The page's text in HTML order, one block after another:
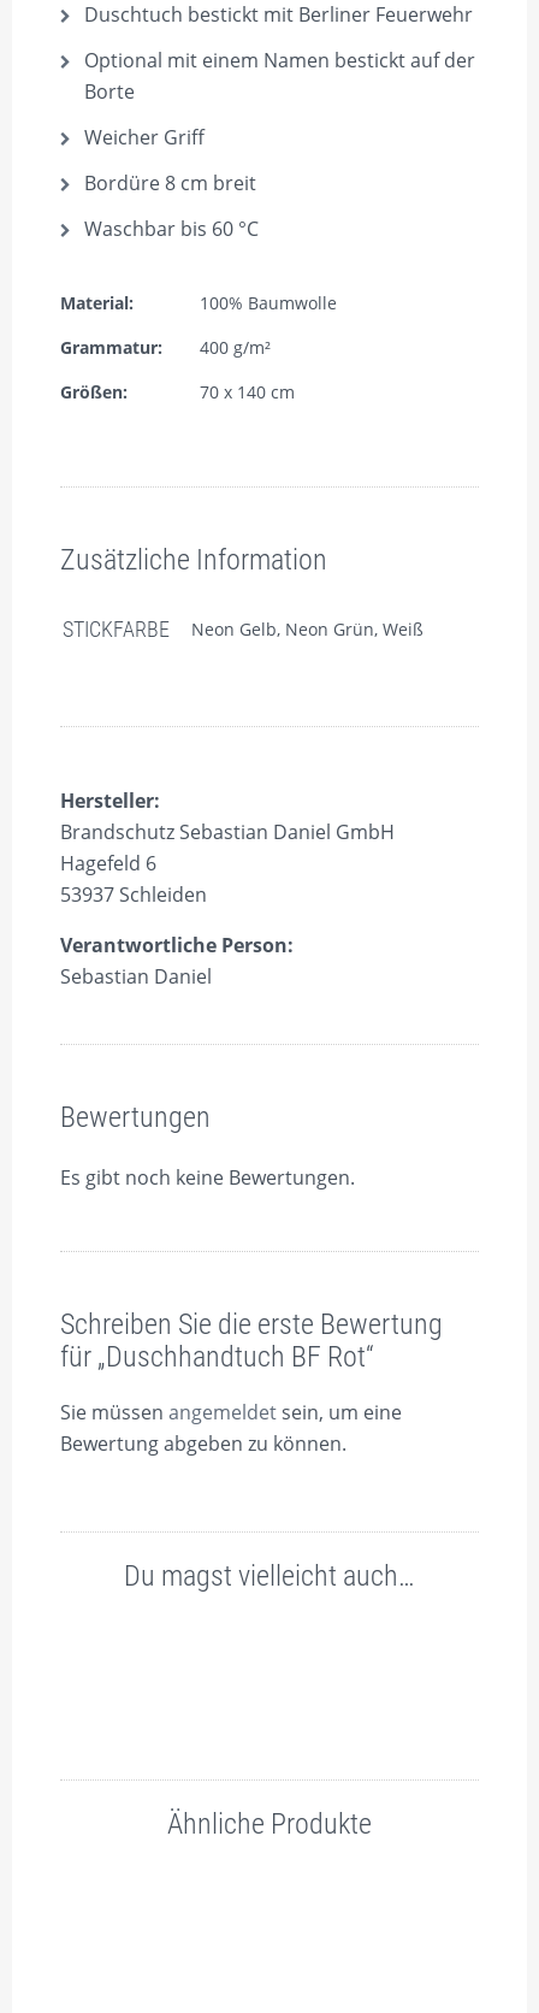
Duschtuch bestickt mit Berliner Feuerwehr
Optional mit einem Namen bestickt auf der
Borte
Weicher Griff
Bordüre 8 cm breit
Waschbar bis 60 °C
Material:
100% Baumwolle
Grammatur:
400 g/m²
Größen:
70 x 140 cm
Zusätzliche Information
STICKFARBE Neon Gelb, Neon Grün, Weiß
Hersteller:
Brandschutz Sebastian Daniel GmbH
Hagefeld 6
53937 Schleiden
Verantwortliche Person:
Sebastian Daniel
Bewertungen
Es gibt noch keine Bewertungen.
Schreiben Sie die erste Bewertung
für „Duschhandtuch BF Rot“
Sie müssen angemeldetsein, um eine
Bewertung abgeben zu können.
Du magst vielleicht auch…
Ähnliche Produkte